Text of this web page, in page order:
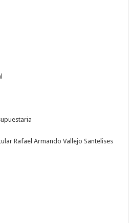
Rafael Armando Vallejo Santelises